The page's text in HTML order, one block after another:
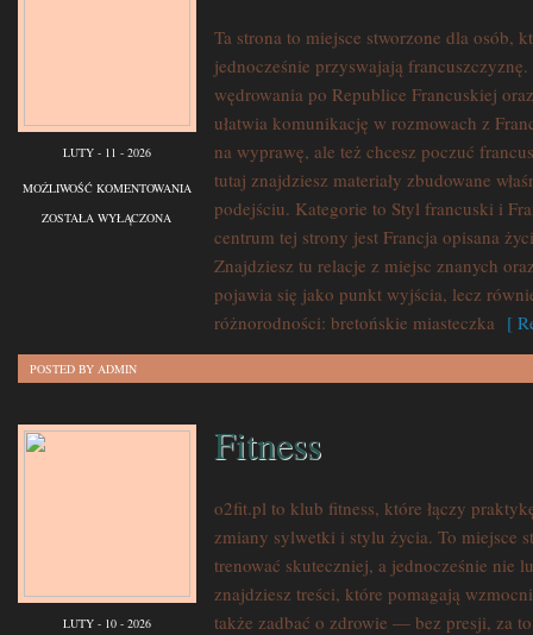
LUTY - 11 - 2026
MOŻLIWOŚĆ KOMENTOWANIA FRANCJA
SOLO
PARTNEREM
ZOSTAŁA WYŁĄCZONA
Ta strona to miejsce stworzone dla osób,
jednocześnie przyswajają
wędrowania po Republice Francuskiej
ułatwia komunikację w rozmowach z
na wyprawę, ale też chcesz poczuć
tutaj znajdziesz materiały zbudowane
podejściu. Kategorie to Styl francuski i
centrum tej strony jest Francja opisana
Znajdziesz tu relacje z miejsc znanych
pojawia się jako punkt wyjścia, lecz
różnorodności: bretońskie miasteczka [
POSTED BY ADMIN
LUTY - 10 - 2026
Fitness
o2fit.pl to klub fitness, które łączy
zmiany sylwetki i stylu życia. To miejsce
trenować skuteczniej, a jednocześnie nie
znajdziesz treści, które pomagają
także zadbać o zdrowie — bez presji, za